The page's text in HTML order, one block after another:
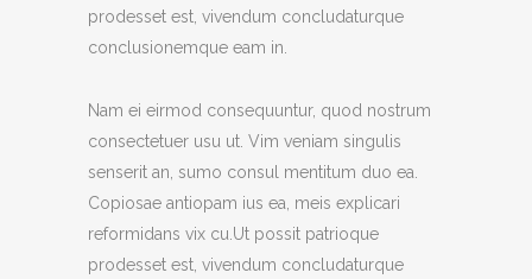
prodesset est, vivendum concludaturque
conclusionemque eam in.
Nam ei eirmod consequuntur, quod nostrum
consectetuer usu ut. Vim veniam singulis
senserit an, sumo consul mentitum duo ea.
Copiosae antiopam ius ea, meis explicari
reformidans vix cu.Ut possit patrioque
prodesset est, vivendum concludaturque